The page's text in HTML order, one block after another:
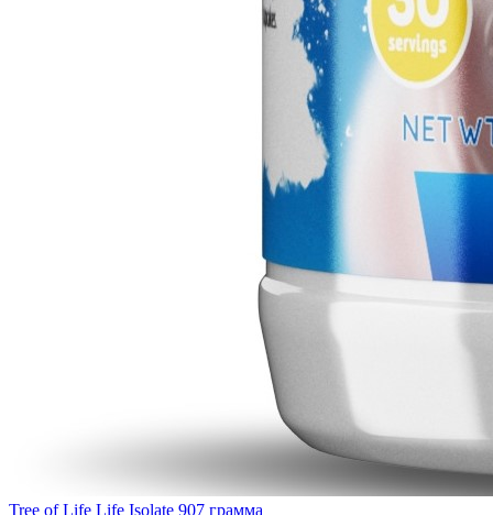
Tree of Life Life Isolate 907 грамма